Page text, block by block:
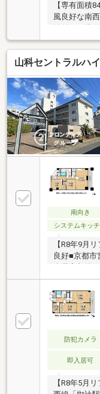
【専有面積
風良好な南
安心の管理
山科セントラルハ
南向き
システムキッ
【R8年9月
良好■京都市
部屋で通風
防犯カメラ
即入居可
【R8年5月